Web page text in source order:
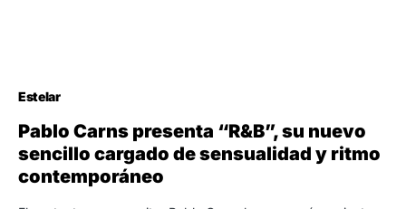
Estelar
Pablo Carns presenta “R&B”, su nuevo
sencillo cargado de sensualidad y ritmo
contemporáneo